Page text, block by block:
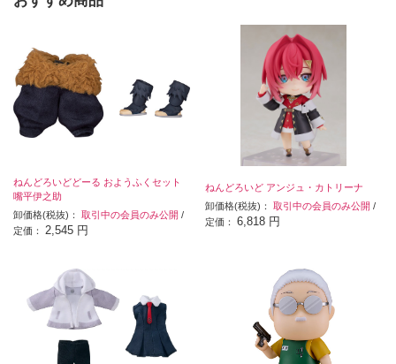
ねんどろいどどーる おようふくセット
嘴平伊之助
卸価格(税抜)： 取引中の会員のみ公開 /
定価： 2,545 円
ねんどろいど アンジュ・カトリーナ
卸価格(税抜)：取引中の会員のみ公開 /
定価：6,818 円